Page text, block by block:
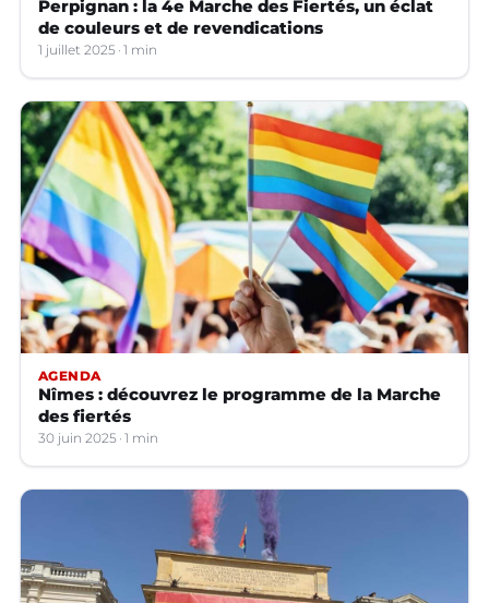
Perpignan : la 4e Marche des Fiertés, un éclat
de couleurs et de revendications
1 juillet 2025 1 min
AGENDA
Nîmes : découvrez le programme de la Marche
des fiertés
30 juin 2025 1 min